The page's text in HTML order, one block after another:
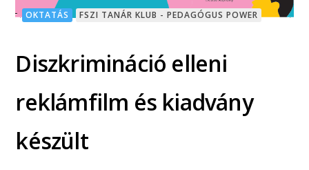
OKTATÁS FSZI TANÁR KLUB - PEDAGÓGUS POWER
Diszkrimináció elleni
reklámfilm és kiadvány
készült